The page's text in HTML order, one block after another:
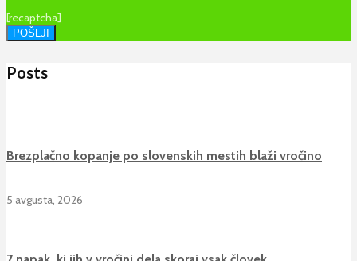
[recaptcha]
Posts
Brezplačno kopanje po slovenskih mestih blaži vročino
5 avgusta, 2026